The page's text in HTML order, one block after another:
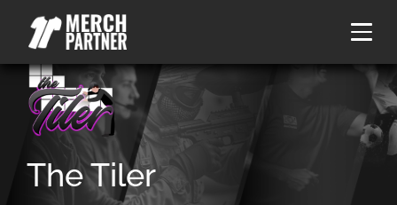
The Tiler